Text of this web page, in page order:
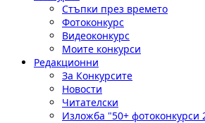
Стъпки през времето
Фотоконкурс
Видеоконкурс
Моите конкурси
Редакционни
За Конкурсите
Новости
Читателски
Изложба "50+ фотоконкурси